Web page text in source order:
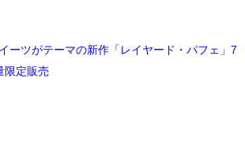
ーツがテーマの新作「レイヤード・パフェ」7
限定販売